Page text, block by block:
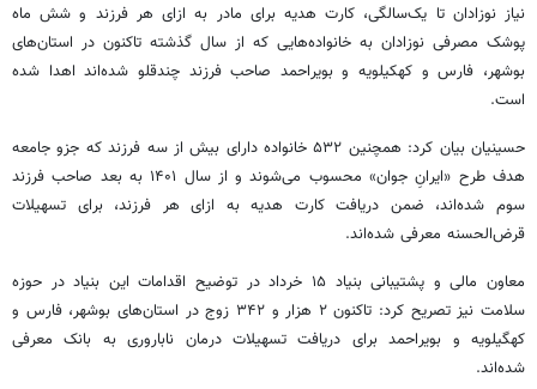
نیاز نوزادان تا یک‌سالگی، کارت هدیه برای مادر به ازای هر فرزند و شش ماه
پوشک مصرفی نوزادان به خانواده‌هایی که از سال گذشته تاکنون در استان‌های
بوشهر، فارس و کهکیلویه و بویراحمد صاحب فرزندچندقلو شده‌اند اهدا شده
است.
حسینیان بیان کرد: همچنین ۵۳۲ خانواده دارای بیش از سه فرزند که
جزوجامعه
هدف طرح «ایرانِ جوان» محسوب می‌شوند و از سال ۱۴۰۱ به بعد صاحب فرزند
سوم شده‌اند، ضمن دریافت کارت هدیه به ازای هر فرزند، برای تسهیلات
قرض‌الحسنه معرفی شده‌اند.
معاون مالی و پشتیبانی بنیاد ۱۵ خرداد در توضیح اقدامات این بنیاد در حوزه
سلامت نیز تصریح کرد: تاکنون ۲ هزار و ۳۴۲ زوج در استان‌های بوشهر، فارس و
کهگیلویه و بویراحمد برای دریافت تسهیلات درمان ناباروری به بانک معرفی
شده‌اند.